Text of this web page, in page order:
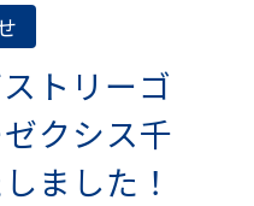
トリーゴ
クシス千
ました！